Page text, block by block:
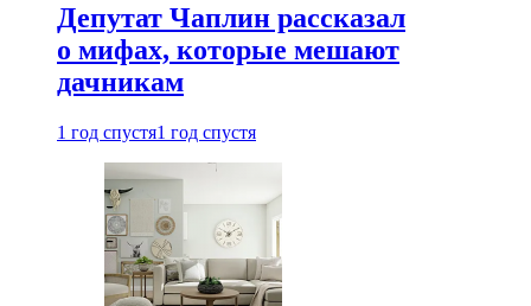
Депутат Чаплин рассказал
о мифах, которые мешают
дачникам
1 год спустя1 год спустя